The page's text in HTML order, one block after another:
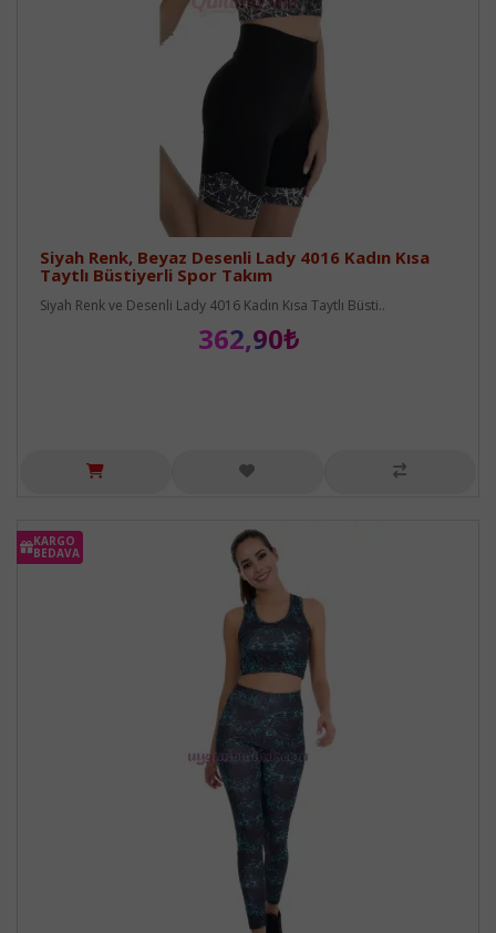
Siyah Renk, Beyaz Desenli Lady 4016 Kadın Kısa
Taytlı Büstiyerli Spor Takım
Siyah Renk ve Desenli Lady 4016 Kadın Kısa Taytlı Büsti..
362,90₺
KARGO
BEDAVA